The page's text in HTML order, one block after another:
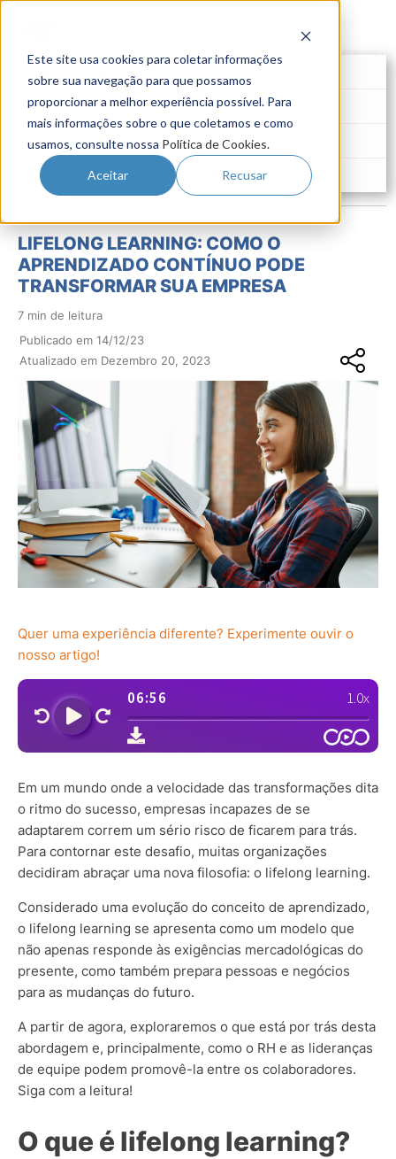
Este site usa cookies para coletar informações
sobre sua navegação para que possamos
proporcionar a melhor experiência possível. Para
mais informações sobre o que coletamos e como
usamos, consulte nossa Política de Cookies.
Aceitar Recusar
Gestão de Talentos
Novo Emprego
Pesquisas
LIFELONG LEARNING: COMO O
APRENDIZADO CONTÍNUO PODE
TRANSFORMAR SUA EMPRESA
7 min de leitura
Publicado em 14/12/23
Atualizado em Dezembro 20, 2023
Quer uma experiência diferente? Experimente ouvir o
nosso artigo!
Em um mundo onde a velocidade das transformações dita
o ritmo do sucesso, empresas incapazes de se
adaptarem correm um sério risco de ficarem para trás.
Para contornar este desafio, muitas organizações
decidiram abraçar uma nova filosofia: o lifelong learning.
Considerado uma evolução do conceito de aprendizado,
o lifelong learning se apresenta como um modelo que
não apenas responde às exigências mercadológicas do
presente, como também prepara pessoas e negócios
para as mudanças do futuro.
A partir de agora, exploraremos o que está por trás desta
abordagem e, principalmente, como o RH e as lideranças
de equipe podem promovê-la entre os colaboradores.
Siga com a leitura!
O que é lifelong learning?